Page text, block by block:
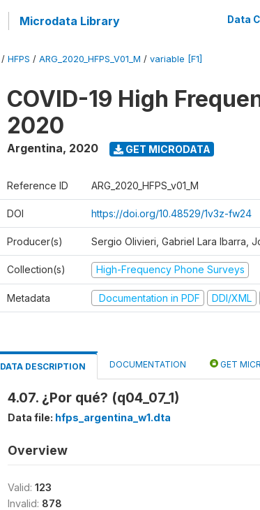
Microdata Library Data
/ HFPS / ARG_2020_HFPS_V01_M / variable [F1]
COVID-19 High
2020
Argentina, 2020 GET MICRODATA
Reference ID ARG_2020_HFPS_v01_M
DOI https://doi.org/10.48529/1v3z-fw24
Producer(s) Sergio Olivieri, Gabriel Lara Ibarra,
Collection(s) High-Frequency Phone Surveys
Metadata Documentation in PDF DDI/XML
DATA DESCRIPTION DOCUMENTATION GET
4.07. ¿Por qué? (q04_07_1)
Data file: hfps_argentina_w1.dta
Overview
Valid: 123
Invalid: 878